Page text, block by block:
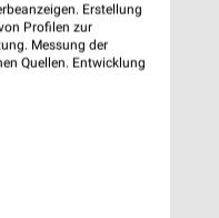
Erstellung
Profilen zur
Messung der
Quellen. Entwicklung